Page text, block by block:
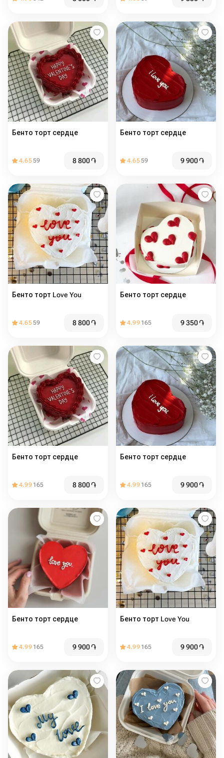
Бенто торт сердце
4.6559 8 800֏
Бенто торт сердце
4.6559 9 900֏
Бенто торт Love You
4.6559 8 800֏
Бенто торт сердце
4.99 165 9 350֏
Бенто торт сердце
4.99 165 8 800֏
Бенто торт сердце
4.99 165 9 900֏
Бенто торт сердце
4.99 165 9 900֏
Бенто торт Love You
4.99 165 9 900֏